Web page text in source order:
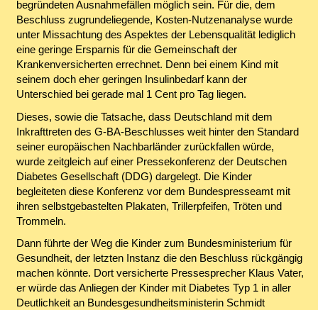
begründeten Ausnahmefällen möglich sein. Für die, dem
Beschluss zugrundeliegende, Kosten-Nutzenanalyse wurde
unter Missachtung des Aspektes der Lebensqualität lediglich
eine geringe Ersparnis für die Gemeinschaft der
Krankenversicherten errechnet. Denn bei einem Kind mit
seinem doch eher geringen Insulinbedarf kann der
Unterschied bei gerade mal 1 Cent pro Tag liegen.
Dieses, sowie die Tatsache, dass Deutschland mit dem
Inkrafttreten des G-BA-Beschlusses weit hinter den Standard
seiner europäischen Nachbarländer zurückfallen würde,
wurde zeitgleich auf einer Pressekonferenz der Deutschen
Diabetes Gesellschaft (DDG) dargelegt. Die Kinder
begleiteten diese Konferenz vor dem Bundespresseamt mit
ihren selbstgebastelten Plakaten, Trillerpfeifen, Tröten und
Trommeln.
Dann führte der Weg die Kinder zum Bundesministerium für
Gesundheit, der letzten Instanz die den Beschluss rückgängig
machen könnte. Dort versicherte Pressesprecher Klaus Vater,
er würde das Anliegen der Kinder mit Diabetes Typ 1 in aller
Deutlichkeit an Bundesgesundheitsministerin Schmidt